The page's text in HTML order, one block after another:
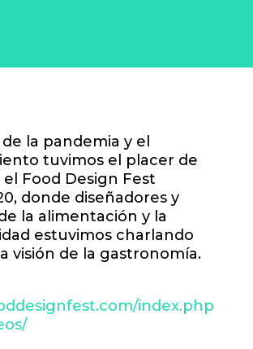
la pandemia y el
tuvimos el placer de
Food Design Fest
donde diseñadores y
la alimentación y la
estuvimos charlando
visión de la gastronomía.
index.php